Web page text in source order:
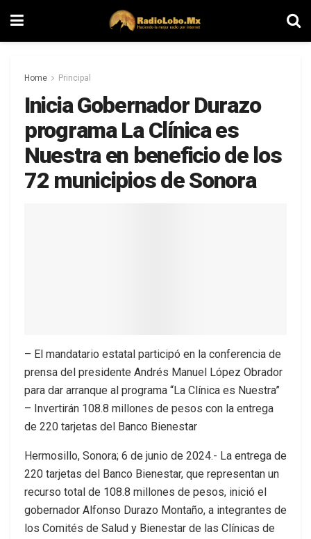
Home Principal
Inicia Gobernador Durazo
programa La Clínica es
Nuestra en beneficio de los
72 municipios de Sonora
– El mandatario estatal participó en la conferencia de
prensa del presidente Andrés Manuel López Obrador
para dar arranque al programa “La Clínica es Nuestra”
– Invertirán 108.8 millones de pesos con la entrega
de 220 tarjetas del Banco Bienestar
Hermosillo, Sonora; 6 de junio de 2024.- La entrega de
220 tarjetas del Banco Bienestar, que representan un
recurso total de 108.8 millones de pesos, inició el
gobernador Alfonso Durazo Montaño, a integrantes de
los Comités de Salud y Bienestar de las Clínicas de